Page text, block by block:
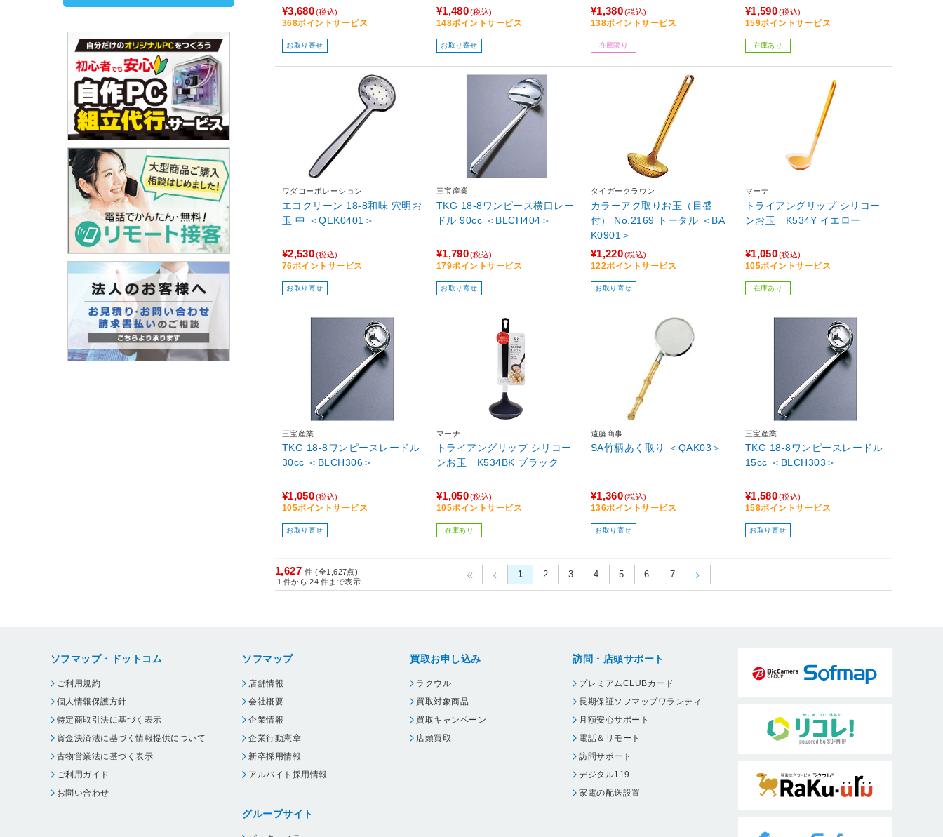
¥3,680(税込)
368ポイントサービス
お取り寄せ
¥1,480(税込)
148ポイントサービス
お取り寄せ
¥1,380(税込)
138ポイントサービス
在庫限り
¥1,590(税込)
159ポイントサービス
在庫あり
ワダコーポレーション
エコクリーン 18-8和味 穴明お
玉 中 ＜QEK0401＞
¥2,530(税込)
76ポイントサービス
お取り寄せ
三宝産業
TKG 18-8ワンピース横口レー
ドル 90cc ＜BLCH404＞
¥1,790(税込)
179ポイントサービス
お取り寄せ
タイガークラウン
カラーアク取りお玉（目盛
付） No.2169 トータル ＜BA
K0901＞
¥1,220(税込)
122ポイントサービス
お取り寄せ
マーナ
トライアングリップ シリコー
ンお玉 K534Y イエロー
¥1,050(税込)
105ポイントサービス
在庫あり
三宝産業
TKG 18-8ワンピースレードル
30cc ＜BLCH306＞
¥1,050(税込)
105ポイントサービス
お取り寄せ
マーナ
トライアングリップ シリコー
ンお玉 K534BK ブラック
¥1,050(税込)
105ポイントサービス
在庫あり
遠藤商事
SA竹柄あく取り ＜QAK03＞
¥1,360(税込)
136ポイントサービス
お取り寄せ
三宝産業
TKG 18-8ワンピースレードル
15cc ＜BLCH303＞
¥1,580(税込)
158ポイントサービス
お取り寄せ
1,627 件 (全1,627点)
1 件から 24 件まで表示
1 2 3 4 5 6 7
ソフマップ・ドットコム
ご利用規約
個人情報保護方針
特定商取引法に基づく表示
資金決済法に基づく情報提供について
古物営業法に基づく表示
ご利用ガイド
お問い合わせ
ソフマップ
店舗情報
会社概要
企業情報
企業行動憲章
新卒採用情報
アルバイト採用情報
グループサイト
買取お申し込み
ラクウル
買取対象商品
買取キャンペーン
店頭買取
訪問・店頭サポート
プレミアムCLUBカード
長期保証ソフマップワランティ
月額安心サポート
電話＆リモート
訪問サポート
デジタル119
家電の配送設置